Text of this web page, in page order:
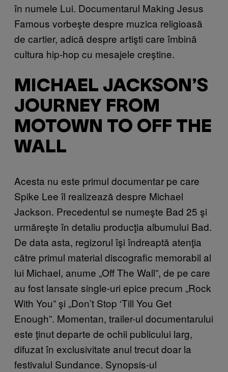
în numele Lui. Documentarul Making Jesus
Famous vorbeşte despre muzica religioasă
de cartier, adică despre artişti care îmbină
cultura hip-hop cu mesajele creştine.
MICHAEL JACKSON’S
JOURNEY FROM
MOTOWN TO OFF THE
WALL
Acesta nu este primul documentar pe care
Spike Lee îl realizează despre Michael
Jackson. Precedentul se numeşte Bad 25 şi
urmăreşte în detaliu producţia albumului Bad.
De data asta, regizorul îşi îndreaptă atenţia
către primul material discografic memorabil al
lui Michael, anume „Off The Wall”, de pe care
au fost lansate single-uri epice precum „Rock
With You” şi „Don’t Stop ‘Till You Get
Enough”. Momentan, trailer-ul documentarului
este ţinut departe de ochii publicului larg,
difuzat în exclusivitate anul trecut doar la
festivalul Sundance. Synopsis-ul